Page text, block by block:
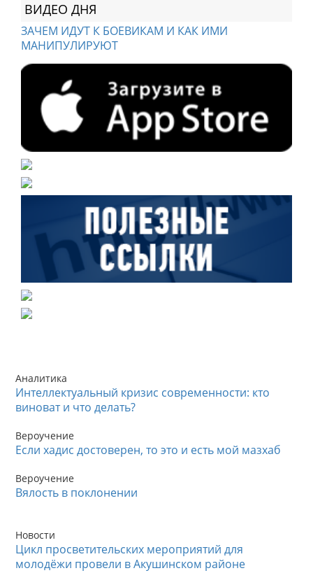
ВИДЕО ДНЯ
ЗАЧЕМ ИДУТ К БОЕВИКАМ И КАК ИМИ
МАНИПУЛИРУЮТ
Аналитика
Интеллектуальный кризис современности: кто
виноват и что делать?
Вероучение
Если хадис достоверен, то это и есть мой мазхаб
Вероучение
Вялость в поклонении
Новости
Цикл просветительских мероприятий для
молодёжи провели в Акушинском районе